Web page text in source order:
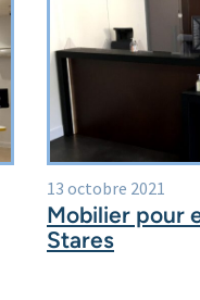
13 octobre 2021
Mobilier pour
Stares